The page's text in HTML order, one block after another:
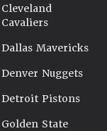
Cleveland
Cavaliers
Dallas Mavericks
Denver Nuggets
Detroit Pistons
Golden State